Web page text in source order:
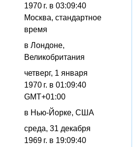
1970 г. в 03:09:40
Москва, стандартное
время
в Лондоне,
Великобритания
четверг, 1 января
1970 г. в 01:09:40
GMT+01:00
в Нью-Йорке, США
среда, 31 декабря
1969 г. в 19:09:40